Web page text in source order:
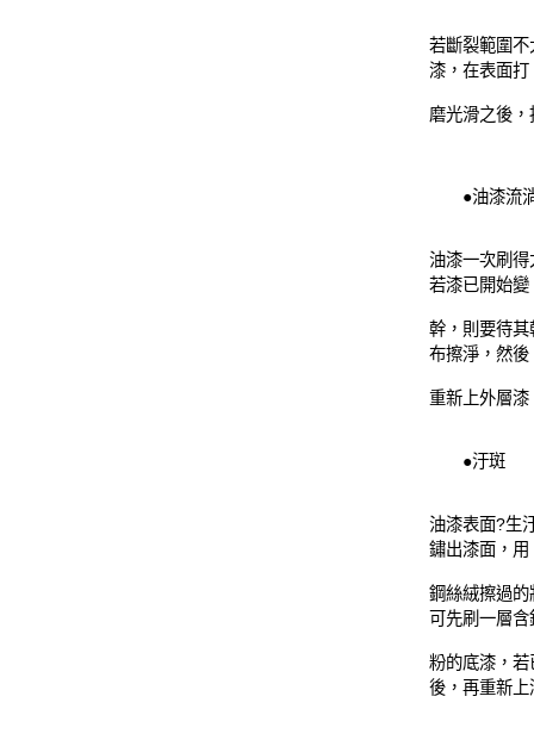
若斷裂範圍
漆，在表面打
磨光滑之後
●油漆流
油漆一次刷
若漆已開始變
幹，則要待
布擦淨，然後
重新上外層
●汙斑
油漆表面?生
鏽出漆面，用
鋼絲絨擦過
可先刷一層含
粉的底漆，
後，再重新上